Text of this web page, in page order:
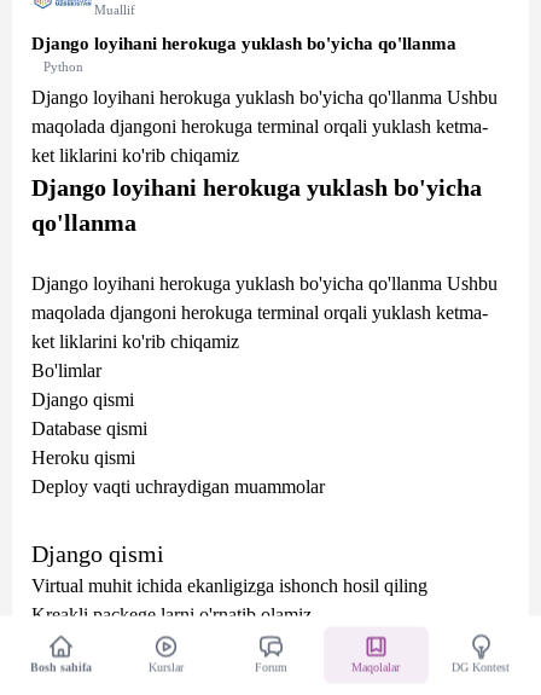
Bosh sahifa Kurslar Forum Maqolalar DG Kontest
Muallif
Django loyihani herokuga yuklash bo'yicha qo'llanma
Python
Django loyihani herokuga yuklash bo'yicha qo'llanma Ushbu
maqolada djangoni herokuga terminal orqali yuklash ketma-
ket liklarini ko'rib chiqamiz
Django loyihani herokuga yuklash bo'yicha
qo'llanma
Django loyihani herokuga yuklash bo'yicha qo'llanma Ushbu
maqolada djangoni herokuga terminal orqali yuklash ketma-
ket liklarini ko'rib chiqamiz
Bo'limlar
Django qismi
Database qismi
Heroku qismi
Deploy vaqti uchraydigan muammolar
Django qismi
Virtual muhit ichida ekanligizga ishonch hosil qiling
Kreakli packege larni o'rnatib olamiz
gunicorn (application serverbatafsil
dj-database-url (Database uchun)